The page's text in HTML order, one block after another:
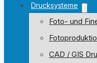
Drucksysteme
Foto- und
CAD / GIS